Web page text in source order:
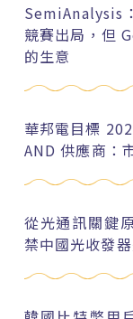
SemiAnalysis
競賽出局，但
的生意
華邦電目標
AND 供應商：
從光通訊關鍵
禁中國光收發